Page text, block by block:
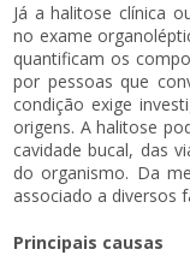
Já a halitose clínica
no exame
quantificam os
por pessoas que
condição exige
origens. A halitose
cavidade bucal, das
do organismo. Da
associado a diversos
Principais causas